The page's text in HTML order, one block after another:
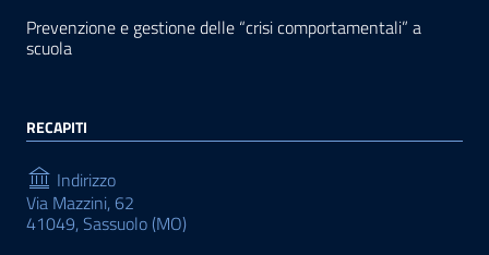
Prevenzione e gestione delle “crisi comportamentali” a
scuola
RECAPITI
Indirizzo
Via Mazzini, 62
41049, Sassuolo (MO)